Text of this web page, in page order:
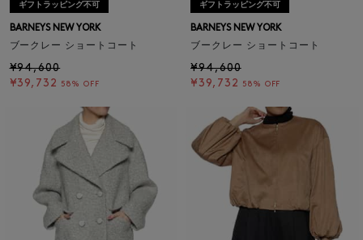
ギフトラッピング不可
BARNEYS NEW YORK
ブークレー ショートコート
¥94,600
¥39,732
58% OFF
ギフトラッピング不可
BARNEYS NEW YORK
ブークレー ショートコート
¥94,600
¥39,732
58% OFF